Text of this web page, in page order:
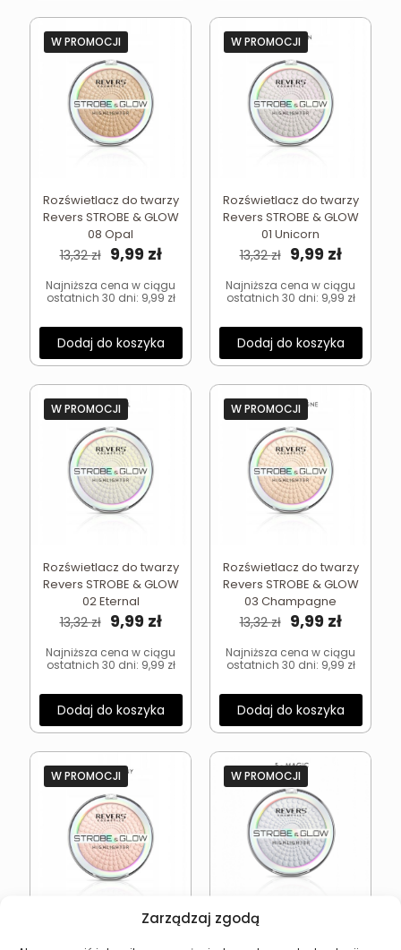
Zarządzaj zgodą
W PROMOCJI
Rozświetlacz do twarzy
Revers STROBE & GLOW
08 Opal
13,32zł Pierwotna
wynosiła:
13,32 zł.
9,99 złAktualna
wynosi:
9,99 zł.
Najniższa cena w ciągu
ostatnich 30 dni: 9,99 zł
Dodaj do koszyka
W PROMOCJI
Rozświetlacz do twarzy
Revers STROBE & GLOW
01 Unicorn
13,32zł Pierwotna
wynosiła:
13,32 zł.
9,99 zł
wynosi:
9,99 zł.
Najniższa cena w ciągu
ostatnich 30 dni: 9,99 zł
Dodaj do koszyka
W PROMOCJI
Rozświetlacz do twarzy
Revers STROBE & GLOW
02 Eternal
13,32zł Pierwotna
wynosiła:
13,32 zł.
9,99 złAktualna
wynosi:
9,99 zł.
Najniższa cena w ciągu
ostatnich 30 dni: 9,99 zł
Dodaj do koszyka
W PROMOCJI
Rozświetlacz do twarzy
Revers STROBE & GLOW
03 Champagne
13,32zł Pierwotna
wynosiła:
13,32 zł.
9,99 zł
wynosi:
9,99 zł.
Najniższa cena w ciągu
ostatnich 30 dni: 9,99 zł
Dodaj do koszyka
W PROMOCJI W PROMOCJI
Rozświetlacz do twarzy
Revers STROBE & GLOW